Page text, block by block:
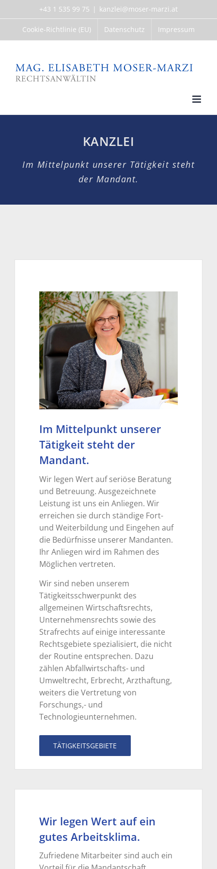
to
content
+43 1 535 99 75 | kanzlei@moser-marzi.at
Cookie-Richtlinie (EU) Datenschutz Impressum
KANZLEI
Im Mittelpunkt unserer Tätigkeit steht
der Mandant.
Im Mittelpunkt unserer
Tätigkeit steht der
Mandant.
Wir legen Wert auf seriöse Beratung
und Betreuung. Ausgezeichnete
Leistung ist uns ein Anliegen. Wir
erreichen sie durch ständige Fort-
und Weiterbildung und Eingehen auf
die Bedürfnisse unserer Mandanten.
Ihr Anliegen wird im Rahmen des
Möglichen vertreten.
Wir sind neben unserem
Tätigkeitsschwerpunkt des
allgemeinen Wirtschaftsrechts,
Unternehmensrechts sowie des
Strafrechts auf einige interessante
Rechtsgebiete spezialisiert, die nicht
der Routine entsprechen. Dazu
zählen Abfallwirtschafts- und
Umweltrecht, Erbrecht, Arzthaftung,
weiters die Vertretung von
Forschungs,- und
Technologieunternehmen.
TÄTIGKEITSGEBIETE
Wir legen Wert auf ein
gutes Arbeitsklima.
Zufriedene Mitarbeiter sind auch ein